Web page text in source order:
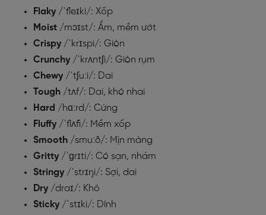
Flaky /ˈfleɪki/: Xốp
Moist /mɔɪst/: Ẩm, mềm ướt
Crispy /ˈkrɪspi/: Giòn
Crunchy /ˈkrʌntʃi/: Giòn rụm
Chewy /ˈtʃuːi/: Dai
Tough /tʌf/: Dai, khó nhai
Hard /hɑːrd/: Cứng
Fluffy /ˈflʌfi/: Mềm xốp
Smooth /smuːð/: Mịn màng
Gritty /ˈɡrɪti/: Có sạn, nhám
Stringy /ˈstrɪŋi/: Sợi, dai
Dry /draɪ/: Khô
Sticky /ˈstɪki/: Dính